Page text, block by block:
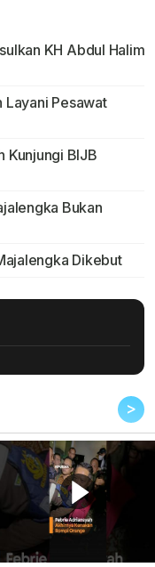
KH Abdul Halim
Layani Pesawat
Kunjungi BIJB
Bukan
Dikebut
>